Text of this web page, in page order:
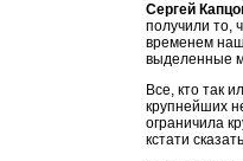
Сергей
получили то,
временем
выделенные
Все, кто так
крупнейших
ограничила
кстати